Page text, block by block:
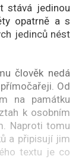
stává jedinou
opatrně a s
jedinců nést
člověk nedá
Od
na památku
k osobním
Naproti tomu
a připisují jim
textu je co